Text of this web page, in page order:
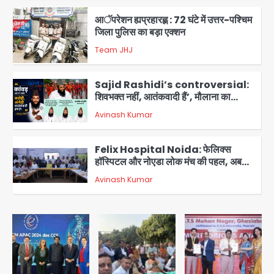
3
आॅपरेशन ह्यप्रहारह्ण : 72 घंटे में उत्तर-पश्चिम
जिला पुलिस का बड़ा एक्शन
Team JHJ
4
Sajid Rashidi’s controversial:
शिवभक्त नहीं, आतंकवादी हैं’, मौलाना का
कांवड़ियों पर विवादित बयान, BJP विधायक ने
कराई FIR, NSA की मांग
Avinash Kumar
5
Felix Hospital Noida: फेलिक्स
हॉस्पिटल और नोएडा लोक मंच की पहल, अब
सिर्फ 30 रुपये में मिलेगी 24 घंटे ऑनलाइन
डॉक्टर परामर्श सुविधा
Avinash Kumar
1
एंटी-बर्गलरी सेल की बड़ी कामयाबी, चोरी के
माल की खरीद-फरोख्त करने वाले गिरोह का
भंडाफोड़
Team JHJ